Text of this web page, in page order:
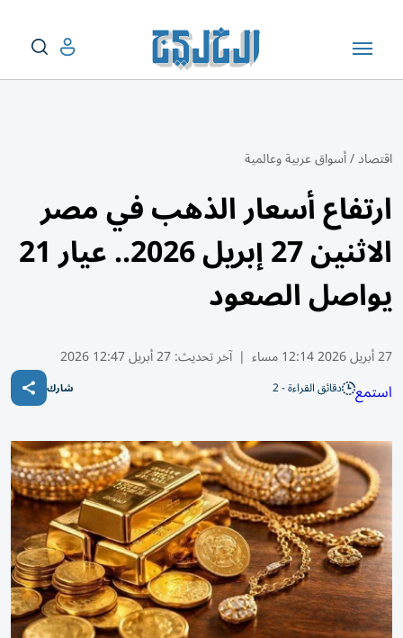
اقتصاد/أسواق عربية وعالمية
ارتفاع أسعار الذهب في مصر
الاثنين 27 إبريل 2026.. عيار 21
يواصل الصعود
27 أبريل 2026 12:14 مساء | آخر تحديث:27 أبريل 12:47 2026
استمع دقائق القراءة - 2 شارك